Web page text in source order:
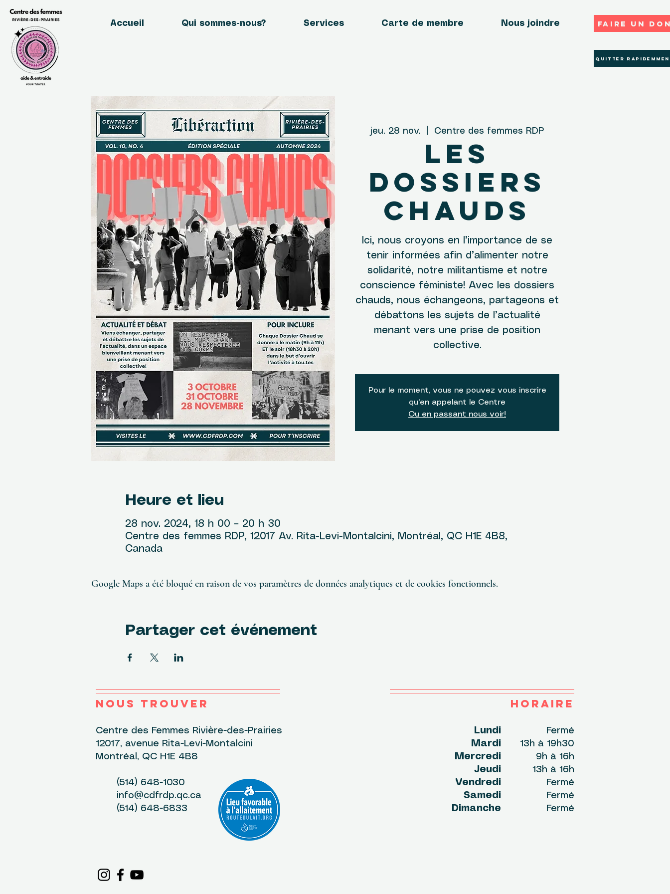
Accueil Qui sommes-nous? Services Carte de membre Nous joindre Faire un
Quitter
jeu. 28 nov. Centre des femmes RDP
Les
Dossiers
Chauds
Ici, nous croyons en l’importance de se
tenir informées afin d’alimenter notre
solidarité, notre militantisme et notre
conscience féministe! Avec les dossiers
chauds, nous échangeons, partageons et
débattons les sujets de l’actualité
menant vers une prise de position
collective.
Pour le moment, vous ne pouvez vous inscrire
qu'en appelant le Centre
Ou en passant nous voir!
Heure et lieu
28 nov. 2024, 18 h 00 – 20 h 30
Centre des femmes RDP, 12017 Av. Rita-Levi-Montalcini, Montréal, QC H1E 4B8,
Canada
Google Maps a été bloqué en raison de vos paramètres de données analytiques et de cookies fonctionnels.
Partager cet événement
NOUS TROUVER
Centre des Femmes Rivière-des-Prairies
12017, avenue Rita-Levi-Montalcini
Montréal, QC H1E 4B8
(514) 648-1030
info@cdfrdp.qc.ca
(514) 648-6833
HORAIRE
Fermé
13h à 19h30
9h à 16h
13h à 16h
Fermé
Fermé
Fermé
Lundi
Mardi
Mercredi
Jeudi
Vendredi
Samedi
Dimanche